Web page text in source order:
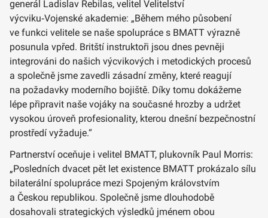
generál Ladislav Rebilas, velitel Velitelství
výcviku‑Vojenské akademie: „Během mého působení
ve funkci velitele se naše spolupráce s BMATT výrazně
posunula vpřed. Britští instruktoři jsou dnes pevněji
integrováni do našich výcvikových i metodických procesů
a společně jsme zavedli zásadní změny, které reagují
na požadavky moderního bojiště. Díky tomu dokážeme
lépe připravit naše vojáky na současné hrozby a udržet
vysokou úroveň profesionality, kterou dnešní bezpečnostní
prostředí vyžaduje.“
Partnerství oceňuje i velitel BMATT, plukovník Paul Morris:
„Posledních dvacet pět let existence BMATT prokázalo sílu
bilaterální spolupráce mezi Spojeným královstvím
a Českou republikou. Společně jsme dlouhodobě
dosahovali strategických výsledků jménem obou